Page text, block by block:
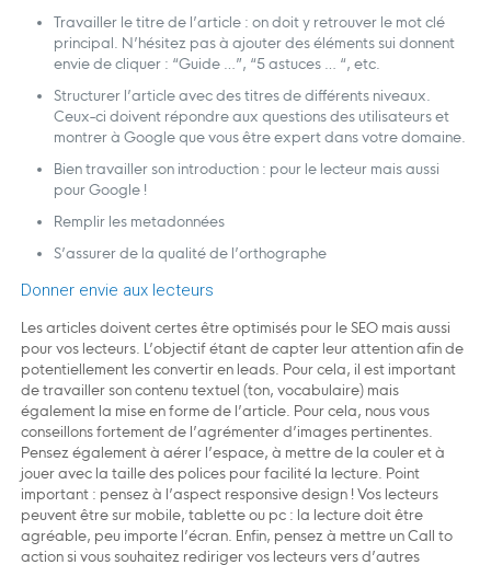
Travailler le titre de l’article : on doit y retrouver le mot clé
principal. N’hésitez pas à ajouter des éléments sui donnent
envie de cliquer : “Guide …”, “5 astuces … “, etc.
Structurer l’article avec des titres de différents niveaux.
Ceux-ci doivent répondre aux questions des utilisateurs et
montrer à Google que vous être expert dans votre domaine.
Bien travailler son introduction : pour le lecteur mais aussi
pour Google !
Remplir les metadonnées
S’assurer de la qualité de l’orthographe
Donner envie aux lecteurs
Les articles doivent certes être optimisés pour le SEO mais aussi
pour vos lecteurs. L’objectif étant de capter leur attention afin de
potentiellement les convertir en leads. Pour cela, il est important
de travailler son contenu textuel (ton, vocabulaire) mais
également la mise en forme de l’article. Pour cela, nous vous
conseillons fortement de l’agrémenter d’images pertinentes.
Pensez également à aérer l’espace, à mettre de la couler et à
jouer avec la taille des polices pour facilité la lecture. Point
important : pensez à l’aspect responsive design ! Vos lecteurs
peuvent être sur mobile, tablette ou pc : la lecture doit être
agréable, peu importe l’écran. Enfin, pensez à mettre un Call to
action si vous souhaitez rediriger vos lecteurs vers d’autres